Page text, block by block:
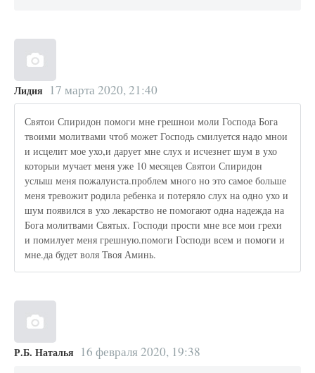
Лидия 17 марта 2020, 21:40
Святои Спиридон помоги мне грешнои моли Господа Бога
твоими молитвами чтоб может Господь смилуется надо мнои
и исцелит мое ухо,и дарует мне слух и исчезнет шум в ухо
которыи мучает меня уже 10 месяцев Святои Спиридон
услыш меня пожалуиста.проблем много но это самое больше
меня тревожит родила ребенка и потеряло слух на одно ухо и
шум появился в ухо лекарство не помогают одна надежда на
Бога молитвами Святых. Господи прости мне все мои грехи
и помилует меня грешную.помоги Господи всем и помоги и
мне.да будет воля Твоя Аминь.
Р.Б. Наталья 16 февраля 2020, 19:38